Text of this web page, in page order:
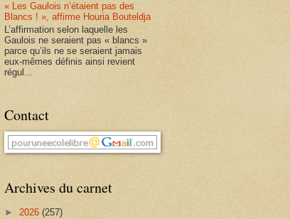
« Les Gaulois n’étaient pas des
Blancs ! », affirme Houria Bouteldja
L’affirmation selon laquelle les
Gaulois ne seraient pas « blancs »
parce qu’ils ne se seraient jamais
eux-mêmes définis ainsi revient
régul...
Contact
Archives du carnet
► 2026 (257)